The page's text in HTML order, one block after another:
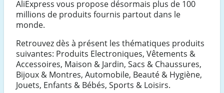
AliExpress vous propose désormais plus de 100
millions de produits fournis partout dans le
monde.
Retrouvez dès à présent les thématiques produits
suivantes: Produits Electroniques, Vêtements &
Accessoires, Maison & Jardin, Sacs & Chaussures,
Bijoux & Montres, Automobile, Beauté & Hygiène,
Jouets, Enfants & Bébés, Sports & Loisirs.